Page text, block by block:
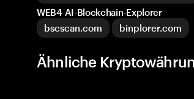
WEB4 AI-Blockchain-Explorer
bscscan.com
binplorer.com
Ähnliche